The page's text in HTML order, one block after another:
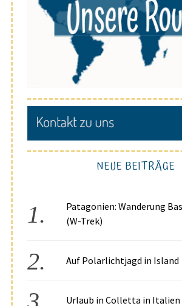
NEUE BEITRÄGE
Patagonien: Wanderung
(W-Trek)
Auf Polarlichtjagd in Island
Urlaub in Colletta in Italien